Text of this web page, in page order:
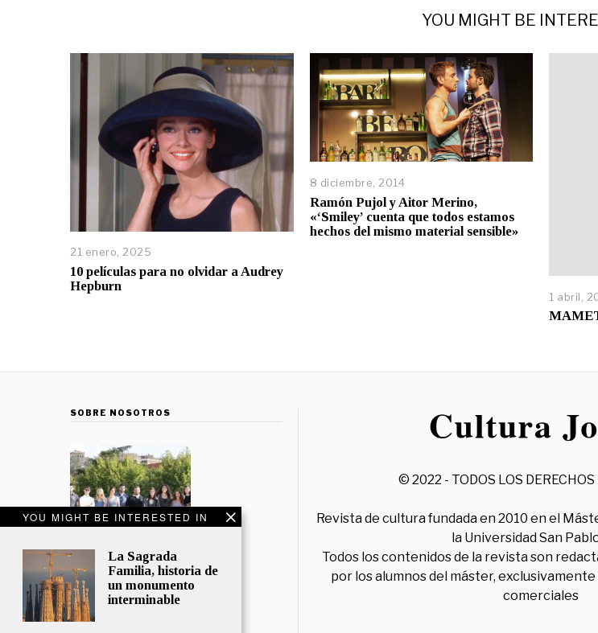
YOU MIGHT BE INTERESTED IN
La Sagrada
Familia, historia de
un monumento
interminable
YOU MIGHT BE
21 enero, 2025
10 películas para no olvidar a Audrey
Hepburn
8 diciembre, 2014
Ramón Pujol y Aitor Merino,
«‘Smiley’ cuenta que todos estamos
hechos del mismo material sensible»
1 abril,
SOBRE NOSOTROS
© 2022 - TODOS LOS DERECHOS
Revista de cultura fundada en 2010 en el
la Universidad San
Todos los contenidos de la revista son
por los alumnos del máster,
comerciales